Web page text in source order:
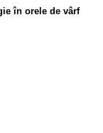
în orele de vârf